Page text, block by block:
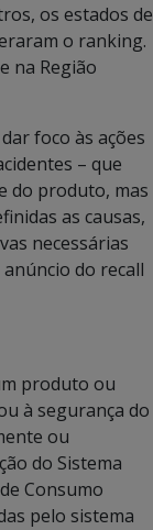
os estados de
o ranking.
na Região
foco às ações
– que
do produto, mas
as causas,
necessárias
do recall
produto ou
à segurança do
ou
do Sistema
Consumo
pelo sistema